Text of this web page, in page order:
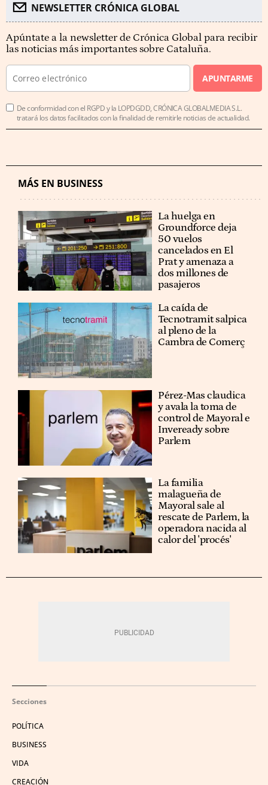
NEWSLETTER CRÓNICA GLOBAL
Apúntate a la newsletter de Crónica Global para recibir
las noticias más importantes sobre Cataluña.
APUNTARME
De conformidad con el RGPD y la LOPDGDD, CRÓNICA GLOBALMEDIA S.L.
tratará los datos facilitados con la finalidad de remitirle noticias de actualidad.
MÁS EN BUSINESS
La huelga en
Groundforce deja
50 vuelos
cancelados en El
Prat y amenaza a
dos millones de
pasajeros
La caída de
Tecnotramit salpica
al pleno de la
Cambra de Comerç
Pérez-Mas claudica
y avala la toma de
control de Mayoral e
Inveready sobre
Parlem
La familia
malagueña de
Mayoral sale al
rescate de Parlem, la
operadora nacida al
calor del 'procés'
Secciones
POLÍTICA
BUSINESS
VIDA
CREACIÓN